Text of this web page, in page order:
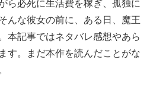
ら必死に生活費を稼ぎ、孤独に
んな彼女の前に、ある日、魔王
本記事ではネタバレ感想やあら
す。まだ本作を読んだことがな